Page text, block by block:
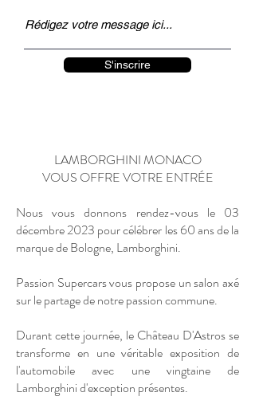
S'inscrire
LAMBORGHINI MONACO
VOUS OFFRE VOTRE ENTRÉE
Nous vous donnons rendez-vous le 03
décembre 2023 pour célébrer les 60 ans de la
marque de Bologne, Lamborghini.
Passion Supercars vous propose un salon axé
sur le partage de notre passion commune.
Durant cette journée, le Château D'Astros se
transforme en une véritable exposition de
l'automobile avec une vingtaine de
Lamborghini d'exception présentes.